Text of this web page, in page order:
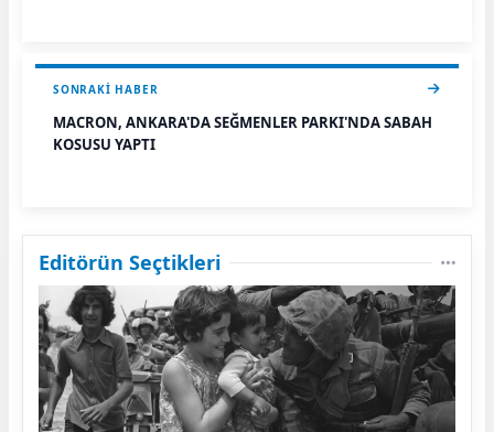
SONRAKI HABER
MACRON, ANKARA'DA SEĞMENLER PARKI'NDA SABAH
KOŞUSU YAPTI
Editörün Seçtikleri